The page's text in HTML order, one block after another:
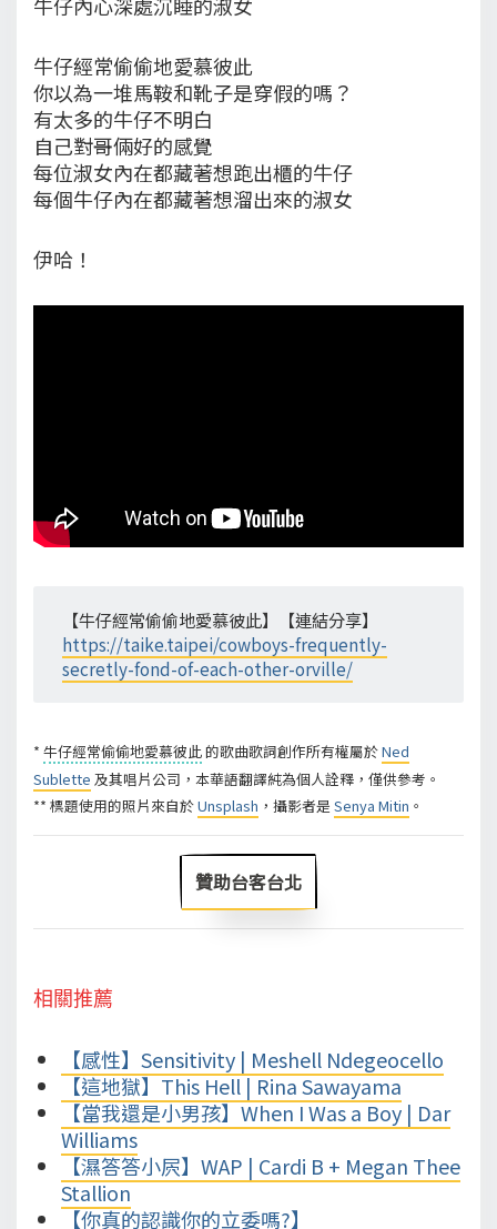
牛仔經常偷偷地愛慕彼此
你以為一堆馬鞍和靴子是穿假的嗎？
有太多的牛仔不明白
自己對哥倆好的感覺
每位淑女內在都藏著想跑出櫃的牛仔
每個牛仔內在都藏著想溜出來的淑女
伊哈！
【牛仔經常偷偷地愛慕彼此】【連結分享】
https://taike.taipei/cowboys-frequently-
secretly-fond-of-each-other-orville/
* 牛仔經常偷偷地愛慕彼此的歌曲歌詞創作所有權屬於Ned
Sublette 及其唱片公司，本華語翻譯純為個人詮釋，僅供參考。
** 標題使用的照片來自於Unsplash ，攝影者是 Senya Mitin 。
贊助台客台北
相關推薦
【感性】Sensitivity | Meshell Ndegeocello
【這地獄】This Hell | Rina Sawayama
【當我還是小男孩】When I Was a Boy | Dar
Williams
【濕答答小屄】WAP | Cardi B + Megan Thee
Stallion
【你真的認識你的立委嗎?】